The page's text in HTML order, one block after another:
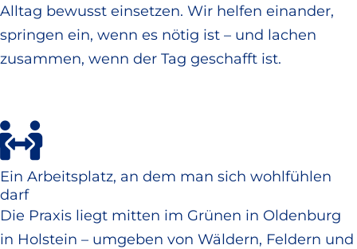
Alltag bewusst einsetzen. Wir helfen einander,
springen ein, wenn es nötig ist – und lachen
zusammen, wenn der Tag geschafft ist.
Ein Arbeitsplatz, an dem man sich wohlfühlen
darf
Die Praxis liegt mitten im Grünen in Oldenburg
in Holstein – umgeben von Wäldern, Feldern und